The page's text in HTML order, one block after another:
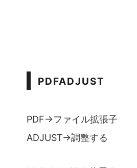
PDFADJUST
PDF→ファイル拡張子
ADJUST→調整する